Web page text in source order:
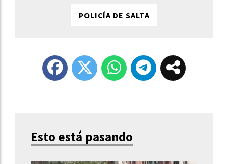
POLICÍA DE SALTA
Esto está pasando